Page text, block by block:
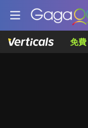
免費